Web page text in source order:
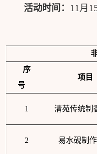
活动时间： 11 月
序
号
项目
1 清苑传统制
2 易水砚制